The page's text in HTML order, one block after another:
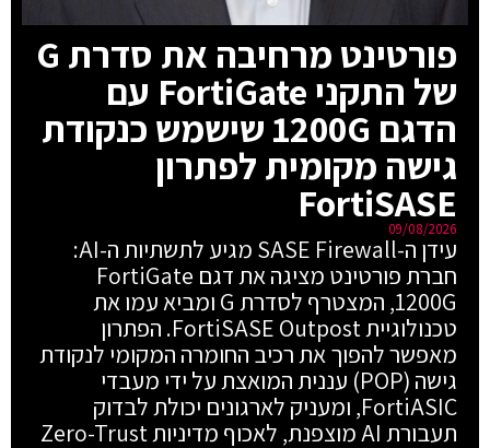
פורטינט מרחיבה את סדרת G
של התקני FortiGate עם
הדגם 1200G שישמש כנקודת
גישה מקומית לפתרון
FortiSASE
09/08/2026
עידן ה-SASE Firewall מגיע לתשתיות ה-AI:
חברת פורטינט מציגה את דגם FortiGate
1200G, המצטרף לסדרת G ומביא עמו את
טכנולוגיית FortiSASE Outpost. הפתרון
מאפשר להפוך את רכיב החומרה המקומי לנקודת
גישה (POP) עננית המואצת על ידי מעבדי
FortiASIC, ומעניק לארגונים יכולת לבדוק
תעבורת AI מוצפנת, לאכוף מדיניות Zero-Trust